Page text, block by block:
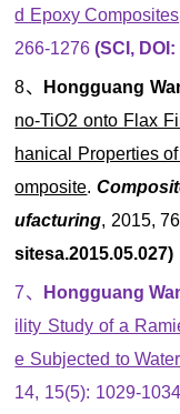
d Epoxy Composites
266-1276(SCI,
8、 Hongguang
no-TiO2 onto Flax
hanical Properties
omposite.
ufacturing, 2015,
sitesa.2015.05.027)
7、 Hongguang
ility Study of a
e Subjected to
14, 15(5): 1029-